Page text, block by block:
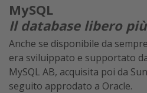
MySQL
Il database libero
Anche se disponibile da
era sviluippato e supportato
MySQL AB, acquisita poi da
seguito approdato a Oracle.